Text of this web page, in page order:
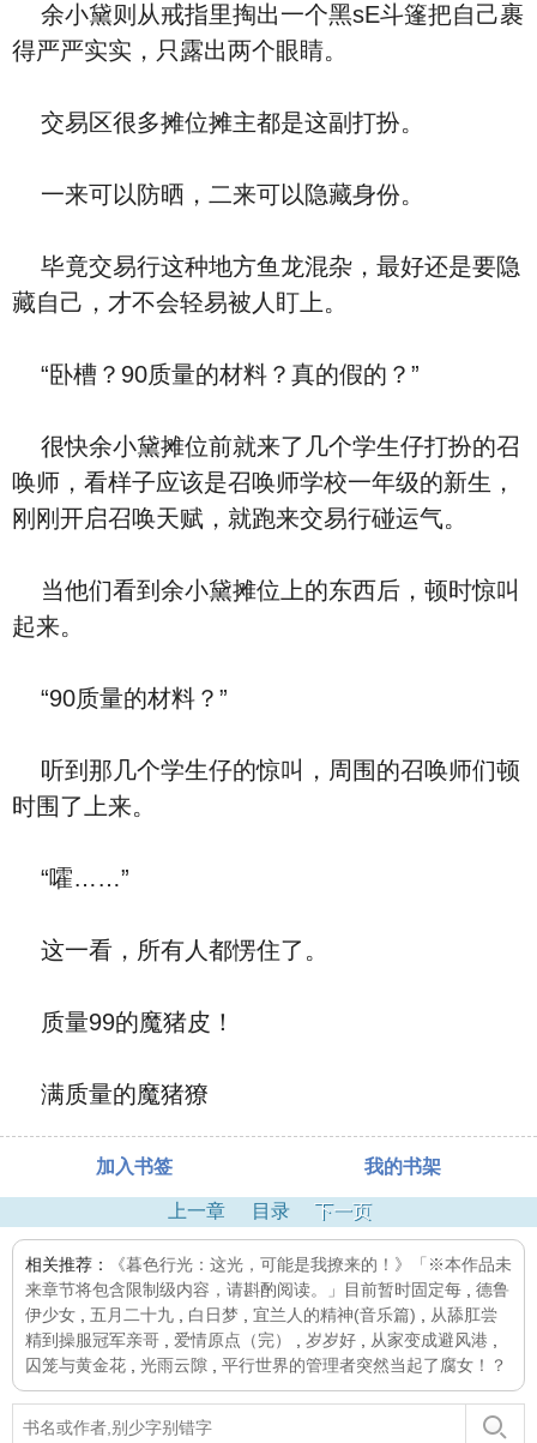
余小黛则从戒指里掏出一个黑sE斗篷把自己裹
得严严实实，只露出两个眼睛。
交易区很多摊位摊主都是这副打扮。
一来可以防晒，二来可以隐藏身份。
毕竟交易行这种地方鱼龙混杂，最好还是要隐
藏自己，才不会轻易被人盯上。
“卧槽？90质量的材料？真的假的？”
很快余小黛摊位前就来了几个学生仔打扮的召
唤师，看样子应该是召唤师学校一年级的新生，
刚刚开启召唤天赋，就跑来交易行碰运气。
当他们看到余小黛摊位上的东西后，顿时惊叫
起来。
“90质量的材料？”
听到那几个学生仔的惊叫，周围的召唤师们顿
时围了上来。
“嚯……”
这一看，所有人都愣住了。
质量99的魔猪皮！
满质量的魔猪獠
加入书签 我的书架
上一章 目录 下一页
相关推荐：
《暮色行光：这光，可能是我撩来的！》「※本作品未
来章节将包含限制级内容，请斟酌阅读。」目前暂时固定每
德鲁
伊少女
五月二十九 白日梦 宜兰人的精神(音乐篇)
从舔肛尝
精到操服冠军亲哥
爱情原点（完） 岁岁好 从家变成避风港
囚笼与黄金花
光雨云隙 平行世界的管理者突然当起了腐女！？